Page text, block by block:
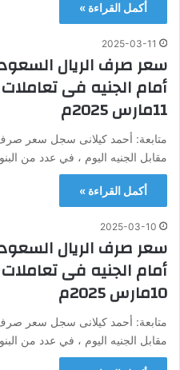
أكمل القراءة »
2025-03-11
سعر صرف الريال
أمام الجنيه فى تعاملات
11مارس 2025م
متابعة: أحمد كيلانى سجل سعر صرف
مقابل الجنيه اليوم ، في عدد من
أكمل القراءة »
2025-03-10
سعر صرف الريال
أمام الجنيه فى
10مارس 2025م
متابعة: أحمد كيلانى سجل سعر صرف
مقابل الجنيه اليوم ، في عدد من